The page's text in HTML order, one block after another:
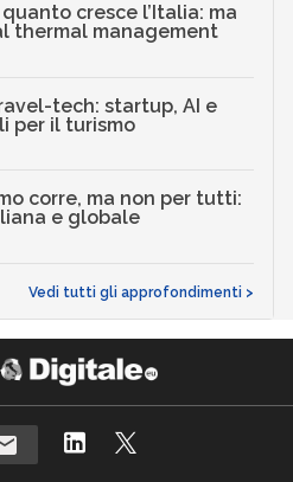
cresce l’Italia: ma
thermal management
tech: startup, AI e
per il turismo
corre, ma non per tutti:
e globale
Vedi tutti gli approfondimenti >